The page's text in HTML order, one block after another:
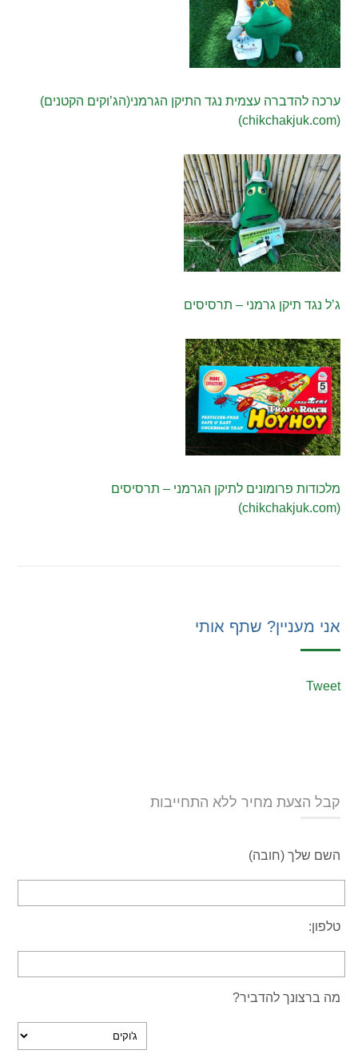
ערכה להדברה עצמית נגד התיקן הגרמני(הג’וקים הקטנים)
(chikchakjuk.com)
ג’ל נגד תיקן גרמני – תרסיסים
מלכודות פרומונים לתיקן הגרמני – תרסיסים
(chikchakjuk.com)
אני מעניין? שתף אותי
Tweet
קבל הצעת מחיר ללא התחייבות
השם שלך (חובה)
טלפון:
מה ברצונך להדביר?